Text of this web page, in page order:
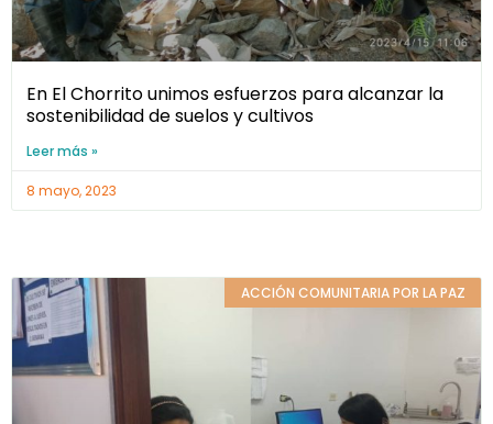
En El Chorrito unimos esfuerzos para alcanzar la
sostenibilidad de suelos y cultivos
Leer más »
8 mayo, 2023
ACCIÓN COMUNITARIA POR LA PAZ